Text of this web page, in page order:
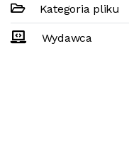
Kategoria pliku
Wydawca